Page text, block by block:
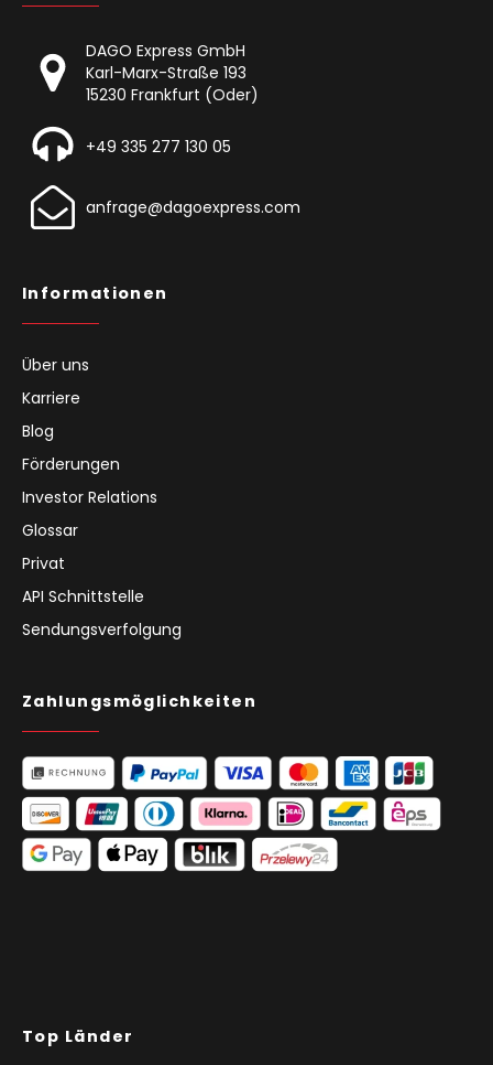
DAGO Express GmbH
Karl-Marx-Straße 193
15230 Frankfurt (Oder)
+49 335 277 130 05
anfrage@dagoexpress.com
Informationen
Über uns
Karriere
Blog
Förderungen
Investor Relations
Glossar
Privat
API Schnittstelle
Sendungsverfolgung
Zahlungsmöglichkeiten
Top Länder